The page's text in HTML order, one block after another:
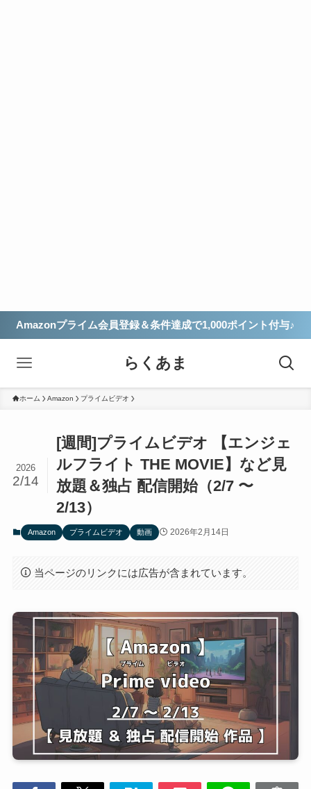
Amazonプライム会員登録＆条件達成で1,000ポイント付与♪
らくあま
ホーム Amazon プライムビデオ
[週間]プライムビデオ 【エンジェ
ルフライト THE MOVIE】など見
放題＆独占 配信開始（2/7 〜
2/13）
2026
2/14
Amazon プライムビデオ 動画 2026年2月14日
当ページのリンクには広告が含まれています。